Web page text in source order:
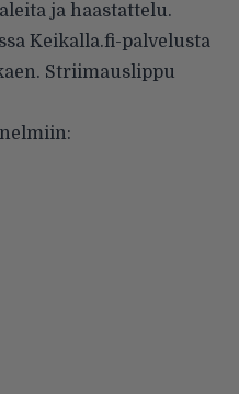
ja haastattelu.
Keikalla.fi-palvelusta
Striimauslippu